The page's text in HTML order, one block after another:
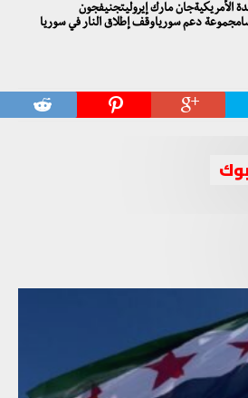
الأمريكيةجان مارك إيروليتجنيفجون
دعم سورياوقف إطلاق النار في سوريا